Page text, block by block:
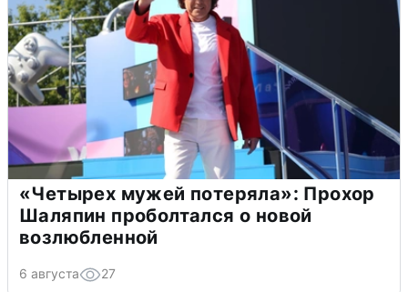
«Четырех мужей потеряла»: Прохор
Шаляпин проболтался о новой
возлюбленной
6 августа 27